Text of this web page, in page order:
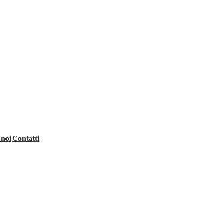
Contatti